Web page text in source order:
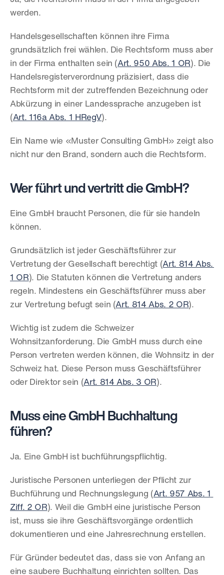
werden.
Handelsgesellschaften können ihre Firma
grundsätzlich frei wählen. Die Rechtsform muss aber
in der Firma enthalten sein (Art. 950 Abs. 1 OR). Die
Handelsregisterverordnung präzisiert, dass die
Rechtsform mit der zutreffenden Bezeichnung oder
Abkürzung in einer Landessprache anzugeben ist
(Art. 116a Abs. 1 HRegV).
Ein Name wie «Muster Consulting GmbH» zeigt also
nicht nur den Brand, sondern auch die Rechtsform.
Wer führt und vertritt die GmbH?
Eine GmbH braucht Personen, die für sie handeln
können.
Grundsätzlich ist jeder Geschäftsführer zur
Vertretung der Gesellschaft berechtigt (Art. 814 Abs.
1 OR). Die Statuten können die Vertretung anders
regeln. Mindestens ein Geschäftsführer muss aber
zur Vertretung befugt sein (Art. 814 Abs. 2 OR).
Wichtig ist zudem die Schweizer
Wohnsitzanforderung. Die GmbH muss durch eine
Person vertreten werden können, die Wohnsitz in der
Schweiz hat. Diese Person muss Geschäftsführer
oder Direktor sein (Art. 814 Abs. 3 OR).
Muss eine GmbH Buchhaltung
führen?
Ja. Eine GmbH ist buchführungspflichtig.
Juristische Personen unterliegen der Pflicht zur
Buchführung und Rechnungslegung (Art. 957 Abs. 1
Ziff. 2 OR). Weil die GmbH eine juristische Person
ist, muss sie ihre Geschäftsvorgänge ordentlich
dokumentieren und eine Jahresrechnung erstellen.
Für Gründer bedeutet das, dass sie von Anfang an
eine saubere Buchhaltung einrichten sollten. Das